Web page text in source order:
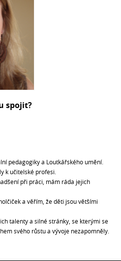
spojit?
pedagogiky a Loutkářského umění.
k učitelské profesi.
při práci, mám ráda jejich
a věřím, že děti jsou většími
talenty a silné stránky, se kterými se
svého růstu a vývoje nezapomněly.